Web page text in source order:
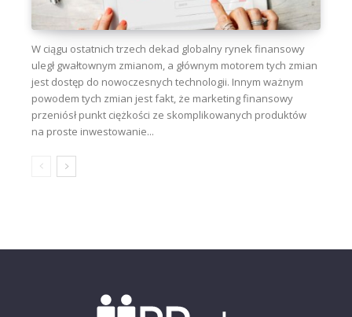
W ciągu ostatnich trzech dekad globalny rynek finansowy
uległ gwałtownym zmianom, a głównym motorem tych zmian
jest dostęp do nowoczesnych technologii. Innym ważnym
powodem tych zmian jest fakt, że marketing finansowy
przeniósł punkt ciężkości ze skomplikowanych produktów
na proste inwestowanie...